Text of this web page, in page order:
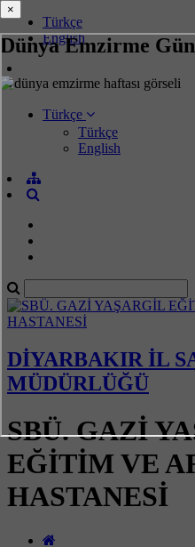
Dünya Emzirme
Türkçe
English
Türkçe
Türkçe
English
DİYARBAKIR İL
MÜDÜRLÜĞÜ
SBÜ. GAZİ
EĞİTİM VE
HASTANESİ
×